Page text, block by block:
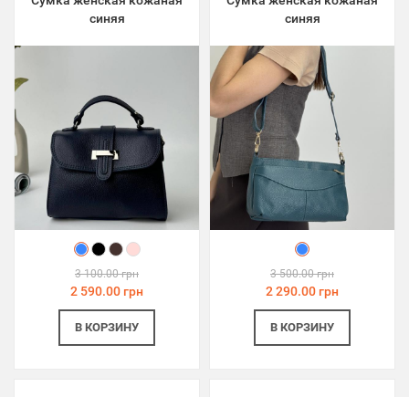
синяя
3 100.00 грн
2 590.00 грн
В КОРЗИНУ
синяя
3 500.00 грн
2 290.00 грн
В КОРЗИНУ